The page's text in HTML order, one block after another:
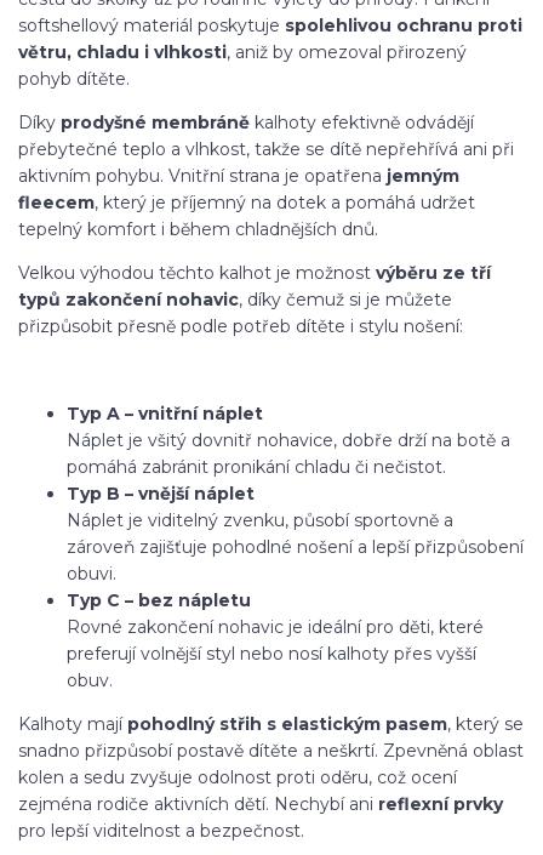
softshellový materiál poskytuje spolehlivou ochranu proti
větru, chladu i vlhkosti, aniž by omezoval přirozený
pohyb dítěte.
Díky prodyšné membráně kalhoty efektivně odvádějí
přebytečné teplo a vlhkost, takže se dítě nepřehřívá ani při
aktivním pohybu. Vnitřní strana je opatřena jemným
fleecem, který je příjemný na dotek a pomáhá udržet
tepelný komfort i během chladnějších dnů.
Velkou výhodou těchto kalhot je možnost výběru ze tří
typů zakončení nohavic, díky čemuž si je můžete
přizpůsobit přesně podle potřeb dítěte i stylu nošení:
Typ A – vnitřní náplet
Náplet je všitý dovnitř nohavice, dobře drží na botě a
pomáhá zabránit pronikání chladu či nečistot.
Typ B – vnější náplet
Náplet je viditelný zvenku, působí sportovně a
zároveň zajišťuje pohodlné nošení a lepší přizpůsobení
obuvi.
Typ C – bez nápletu
Rovné zakončení nohavic je ideální pro děti, které
preferují volnější styl nebo nosí kalhoty přes vyšší
obuv.
Kalhoty mají pohodlný střih s elastickým pasem, který se
snadno přizpůsobí postavě dítěte a neškrtí. Zpevněná oblast
kolen a sedu zvyšuje odolnost proti oděru, což ocení
zejména rodiče aktivních dětí. Nechybí ani reflexní prvky
pro lepší viditelnost a bezpečnost.